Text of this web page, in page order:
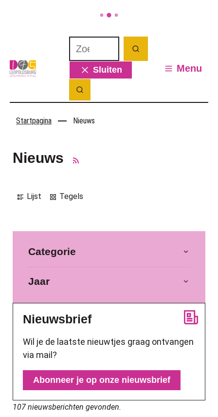
Leopoldsburg
Zoeken
Sluiten
Zoek tonen / verbergen
Menu
Startpagina Nieuws
Nieuws RSS
Lijst Tegels
Filter op
Categorie
Jaar
Nieuwsbrief
Wil je de laatste nieuwtjes graag ontvangen
via mail?
Abonneer je op onze nieuwsbrief
107 nieuwsberichten gevonden.